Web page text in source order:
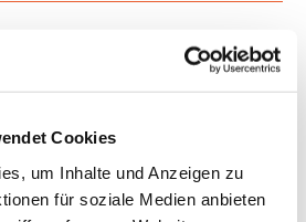
Cookies
um Inhalte und Anzeigen zu
für soziale Medien anbieten